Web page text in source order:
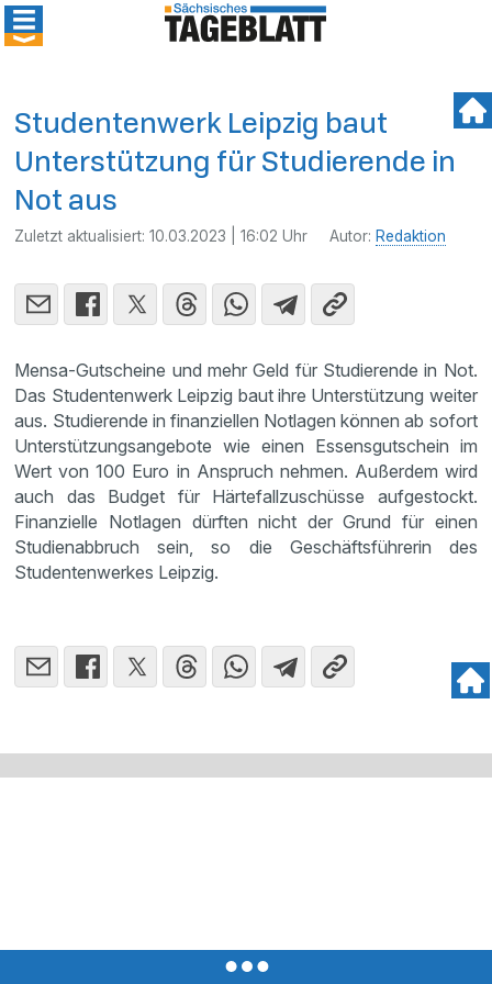
Studentenwerk Leipzig baut
Unterstützung für Studierende in
Not aus
Zuletzt aktualisiert:10.03.2023 | 16:02 Uhr Autor: Redaktion
Mensa-Gutscheine und mehr Geld für Studierende in Not.
Das Studentenwerk Leipzig baut ihre Unterstützung weiter
aus. Studierende in finanziellen Notlagen können ab sofort
Unterstützungsangebote wie einen Essensgutschein im
Wert von 100 Euro in Anspruch nehmen. Außerdem wird
auch das Budget für Härtefallzuschüsse aufgestockt.
Finanzielle Notlagen dürften nicht der Grund für einen
Studienabbruch sein, so die Geschäftsführerin des
Studentenwerkes Leipzig.